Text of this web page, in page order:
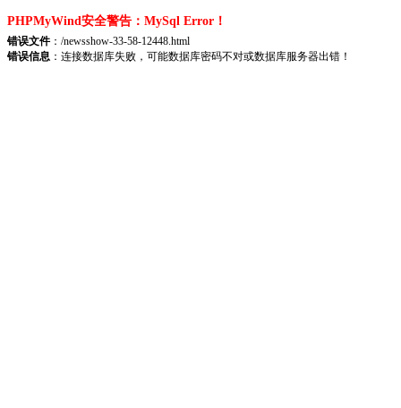
PHPMyWind安全警告：MySql Error！
错误文件：/newsshow-33-58-12448.html
错误信息 ：连接数据库失败，可能数据库密码不对或数据库服务器出错！